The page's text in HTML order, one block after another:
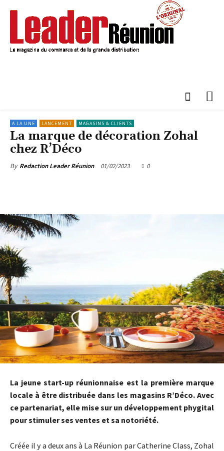
A LA UNE LANCEMENT MAGASINS & CLIENTS
La marque de décoration Zohal
chez R’Déco
By Redaction Leader Réunion 01/02/2023 0
La jeune start-up réunionnaise est la première marque
locale à être distribuée dans les magasins R’Déco. Avec
ce partenariat, elle mise sur un développement phygital
pour stimuler ses ventes et sa notoriété.
Créée il y a deux ans à La Réunion par Catherine Class, Zohal